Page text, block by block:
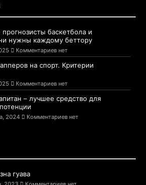
прогнозисты баскетбола и
нужны каждому беттору
Комментариев нет
на спорт. Критерии
Комментариев нет
– лучшее средство для
2024 Комментариев нет
гуава